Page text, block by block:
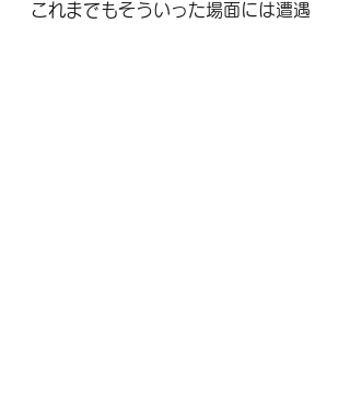
これまでもそういった場面には遭遇